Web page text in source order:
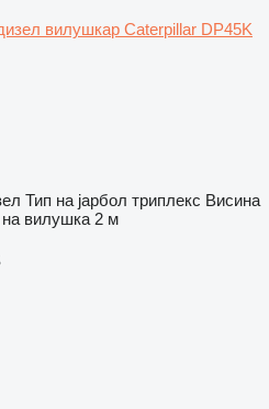
вилушкар Caterpillar DP45K
Тип на јарбол триплекс Висина
вилушка 2 м